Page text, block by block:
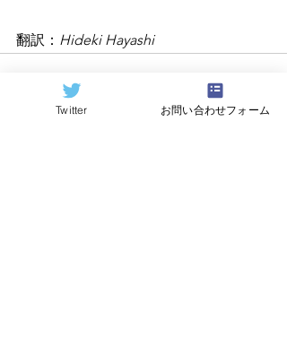
翻訳： Hideki Hayashi
Twitter お問い合わせフォーム